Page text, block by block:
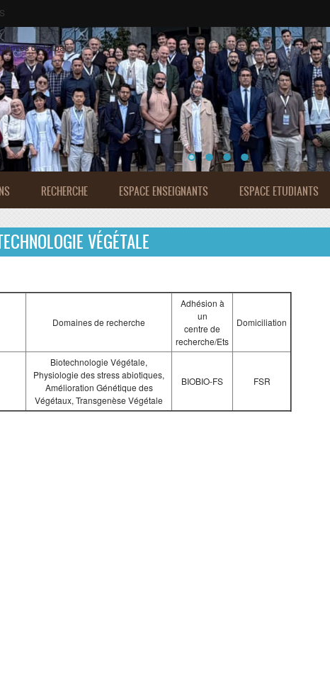
de Rabat
RECHERCHE ESPACE ENSEIGNANTS ESPACE ETUDIANTS
VÉGÉTALE
Domaines de recherche
Adhésion à
un
centre de
recherche/Ets
Domiciliation
Biotechnologie Végétale,
Physiologie des stress abiotiques,
Amélioration Génétique des
Végétaux, Transgenèse Végétale
BIOBIO-FS FSR